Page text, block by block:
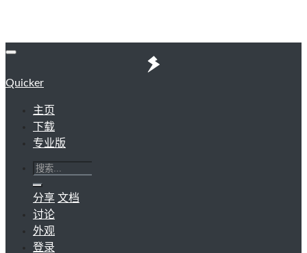
Quicker
主页
下载
专业版
分享 文档
讨论
外观
登录